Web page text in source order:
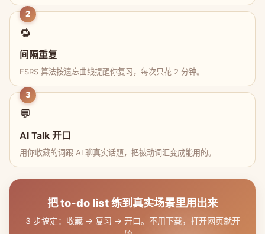
2
🔁
间隔重复
FSRS 算法按遗忘曲线提醒你复习，每次只花 2 分钟。
3
💬
AI Talk 开口
用你收藏的词跟 AI 聊真实话题，把被动词汇变成能用的。
把 to-do list 练到真实场景里用出来
3 步搞定：收藏 → 复习 → 开口。不用下载，打开网页就开